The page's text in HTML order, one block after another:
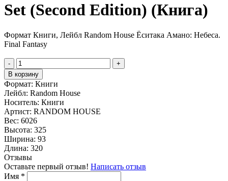
Set (Second Edition) (Книга)
Формат Книги, Лейбл Random House Ёситака Амано: Небеса.
Final Fantasy
-
+
В корзину
Формат: Книги
Лейбл: Random House
Носитель: Книги
Артист: RANDOM HOUSE
Вес: 6026
Высота: 325
Ширина: 93
Длина: 320
Отзывы
Оставьте первый отзыв! Написать отзыв
Имя *